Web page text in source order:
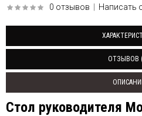
0 отзывов Написать
ОТЗЫВОВ
Стол руководителя